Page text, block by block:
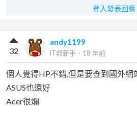
登入發表回應
andy1199
iT邦新手 ． 18 年前
32
個人覺得HP不錯,但是要查到國外網
ASUS也還好
Acer很爛